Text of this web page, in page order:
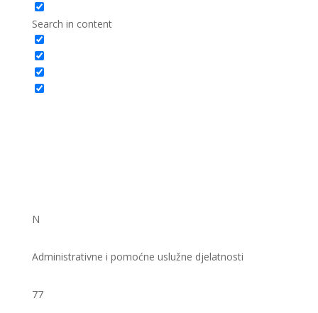
Search in content
N
Administrativne i pomoćne uslužne djelatnosti
77